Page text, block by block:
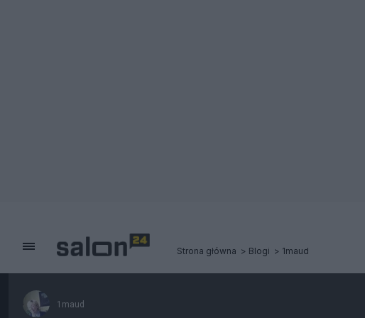
Strona główna Blogi 1maud
1maud